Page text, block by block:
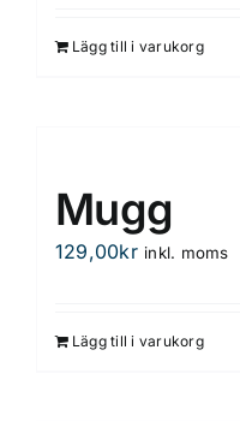
Lägg till i varukorg
Mugg
129,00kr inkl. moms
Lägg till i varukorg